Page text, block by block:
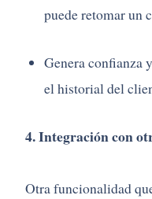
puede retomar un
Genera confianza
el historial del
4. Integración con
Otra funcionalidad